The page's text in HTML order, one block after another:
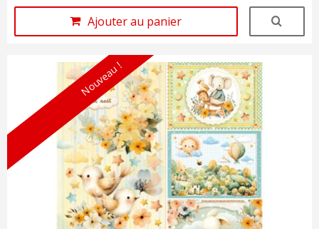
Ajouter au panier
Nouveau !